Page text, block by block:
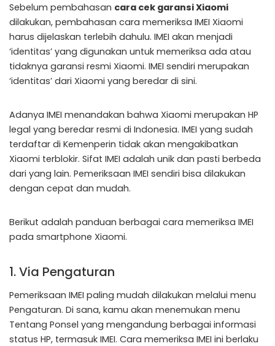
Sebelum pembahasan cara cek garansi Xiaomi
dilakukan, pembahasan cara memeriksa IMEI Xiaomi
harus dijelaskan terlebih dahulu. IMEI akan menjadi
‘identitas’ yang digunakan untuk memeriksa ada atau
tidaknya garansi resmi Xiaomi. IMEI sendiri merupakan
‘identitas’ dari Xiaomi yang beredar di sini.
Adanya IMEI menandakan bahwa Xiaomi merupakan HP
legal yang beredar resmi di Indonesia. IMEI yang sudah
terdaftar di Kemenperin tidak akan mengakibatkan
Xiaomi terblokir. Sifat IMEI adalah unik dan pasti berbeda
dari yang lain. Pemeriksaan IMEI sendiri bisa dilakukan
dengan cepat dan mudah.
Berikut adalah panduan berbagai cara memeriksa IMEI
pada smartphone Xiaomi.
1. Via Pengaturan
Pemeriksaan IMEI paling mudah dilakukan melalui menu
Pengaturan. Di sana, kamu akan menemukan menu
Tentang Ponsel yang mengandung berbagai informasi
status HP, termasuk IMEI. Cara memeriksa IMEI ini berlaku